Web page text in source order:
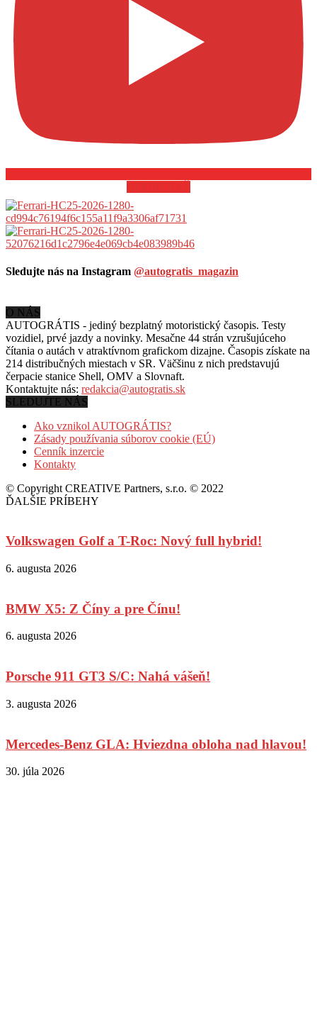
Sledujte nás na Instagram @autogratis_magazin
O NÁS
AUTOGRÁTIS - jediný bezplatný motoristický časopis. Testy
vozidiel, prvé jazdy a novinky. Mesačne 44 strán vzrušujúceho
čítania o autách v atraktívnom grafickom dizajne. Časopis získate na
214 distribučných miestach v SR. Väčšinu z nich predstavujú
čerpacie stanice Shell, OMV a Slovnaft.
Kontaktujte nás: redakcia@autogratis.sk
SLEDUJTE NÁS
Ako vznikol AUTOGRÁTIS?
Zásady používania súborov cookie (EÚ)
Cenník inzercie
Kontakty
© Copyright CREATIVE Partners, s.r.o. © 2022
ĎALŠIE PRÍBEHY
Volkswagen Golf a T-Roc: Nový full hybrid!
6. augusta 2026
BMW X5: Z Číny a pre Čínu!
6. augusta 2026
Porsche 911 GT3 S/C: Nahá vášeň!
3. augusta 2026
Mercedes-Benz GLA: Hviezdna obloha nad hlavou!
30. júla 2026